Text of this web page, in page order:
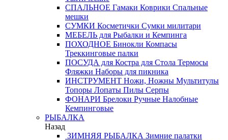
СПАЛЬНОЕ Гамаки Коврики Спальные
мешки
СУМКИ Косметички Сумки милитари
МЕБЕЛЬ для Рыбалки и Кемпинга
ПОХОДНОЕ Бинокли Компасы
Треккинговые палки
ПОСУДА для Костра для Стола Термосы
Фляжки Наборы для пикника
ИНСТРУМЕНТ Ножи, Ножны Мультитулы
Топоры Лопаты Пилы Серпы
ФОНАРИ Брелоки Ручные Налобные
Кемпинговые
РЫБАЛКА
Назад
ЗИМНЯЯ РЫБАЛКА Зимние палатки